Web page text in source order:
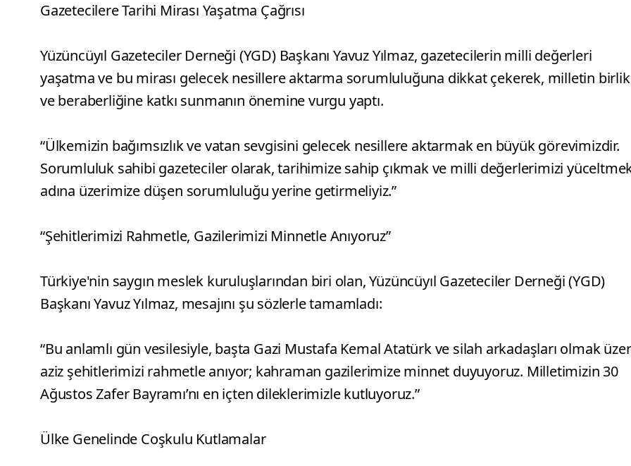
Gazetecilere Tarihi Mirası Yaşatma Çağrısı
Yüzüncüyıl Gazeteciler Derneği (YGD) Başkanı Yavuz Yılmaz, gazetecilerin milli değerleri
yaşatma ve bu mirası gelecek nesillere aktarma sorumluluğuna dikkat çekerek, milletin birlik
ve beraberliğine katkı sunmanın önemine vurgu yaptı.
“Ülkemizin bağımsızlık ve vatan sevgisini gelecek nesillere aktarmak en büyük görevimizdir.
Sorumluluk sahibi gazeteciler olarak, tarihimize sahip çıkmak ve milli değerlerimizi
adına üzerimize düşen sorumluluğu yerine getirmeliyiz.”
“Şehitlerimizi Rahmetle, Gazilerimizi Minnetle Anıyoruz”
Türkiye'nin saygın meslek kuruluşlarından biri olan, Yüzüncüyıl Gazeteciler Derneği (YGD)
Başkanı Yavuz Yılmaz, mesajını şu sözlerle tamamladı:
“Bu anlamlı gün vesilesiyle, başta Gazi Mustafa Kemal Atatürk ve silah arkadaşları olmak
aziz şehitlerimizi rahmetle anıyor; kahraman gazilerimize minnet duyuyoruz. Milletimizin 30
Ağustos Zafer Bayramı’nı en içten dileklerimizle kutluyoruz.”
Ülke Genelinde Coşkulu Kutlamalar